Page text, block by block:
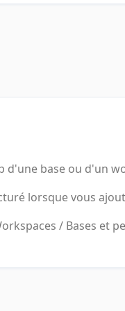
d'une base ou d'un
lorsque vous
/ Bases et